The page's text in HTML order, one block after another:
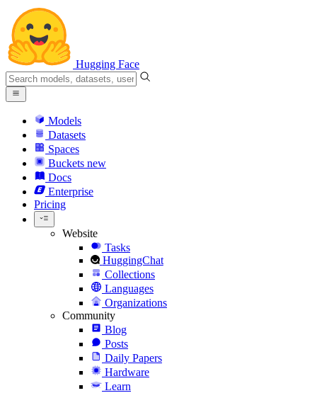
Hugging Face
Models
Datasets
Spaces
Buckets new
Docs
Enterprise
Pricing
Website
Tasks
HuggingChat
Collections
Languages
Organizations
Community
Blog
Posts
Daily Papers
Hardware
Learn